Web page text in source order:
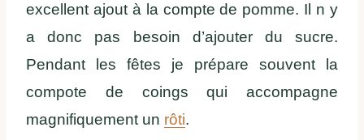
excellent ajout à la compte de pomme. Il n y
a donc pas besoin d’ajouter du sucre.
Pendant les fêtes je prépare souvent la
compote de coings qui accompagne
magnifiquement un rôti.